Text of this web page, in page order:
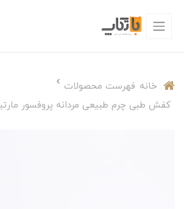
خانه فهرست محصولات
کفش طبی چرم طبیعی مردانه پروفسور